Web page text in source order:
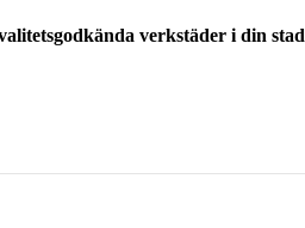
verkstäder i din stad